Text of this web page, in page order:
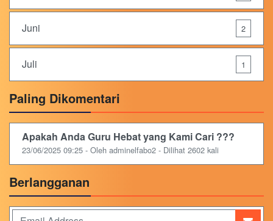
Juni 2
Juli 1
Paling Dikomentari
Apakah Anda Guru Hebat yang Kami Cari ???
23/06/2025 09:25 - Oleh adminelfabo2 - Dilihat 2602 kali
Berlangganan